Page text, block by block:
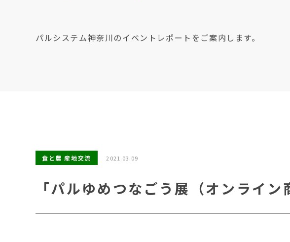
パルシステム神奈川のイベントレポートをご案内します。
食と農 産地交流 2021.03.09
「パルゆめつなごう展（オンライ